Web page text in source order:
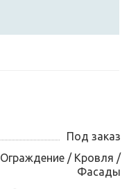
Под заказ
Ограждение / Кровля /
Фасады